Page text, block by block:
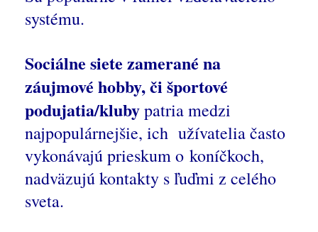
systému.
Sociálne siete zamerané na
záujmové hobby, či športové
podujatia/klubypatria medzi
najpopulárnejšie, ich užívatelia často
vykonávajú prieskum o koníčkoch,
nadväzujú kontakty s ľuďmi z celého
sveta.